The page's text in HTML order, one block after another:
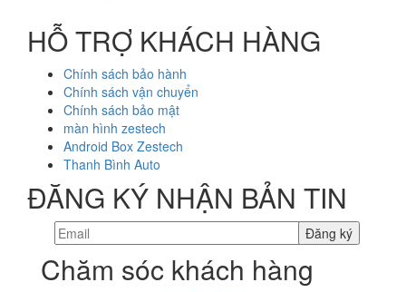
HỖ TRỢ KHÁCH HÀNG
Chính sách bảo hành
Chính sách vận chuyển
Chính sách bảo mật
màn hình zestech
Android Box Zestech
Thanh Bình Auto
ĐĂNG KÝ NHẬN BẢN TIN
Chăm sóc khách hàng